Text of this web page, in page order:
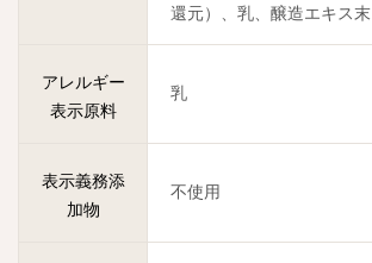
還元）、乳、醸造エキス末
アレルギー
表示原料
乳
表示義務添
加物
不使用